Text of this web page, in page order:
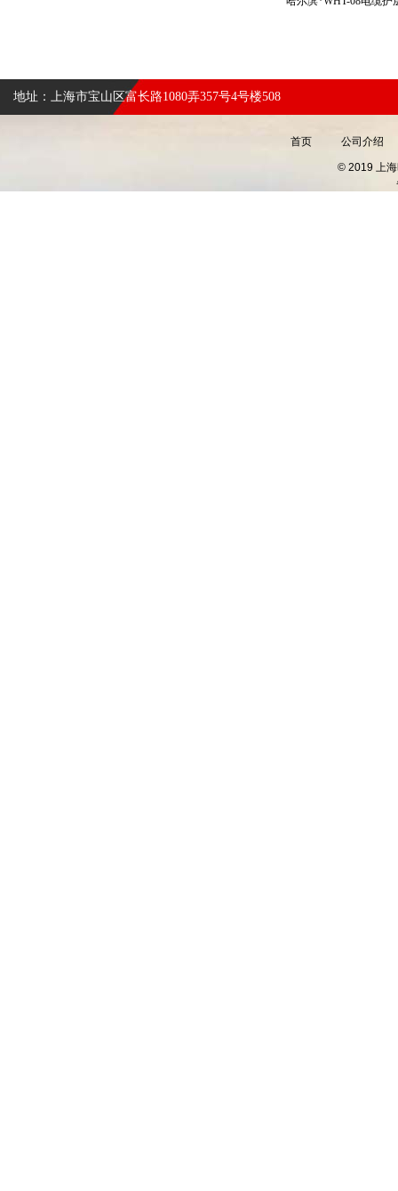
地址：上海市宝山区富长路1080弄357号4号楼508
首页 公司介绍
© 2019 上